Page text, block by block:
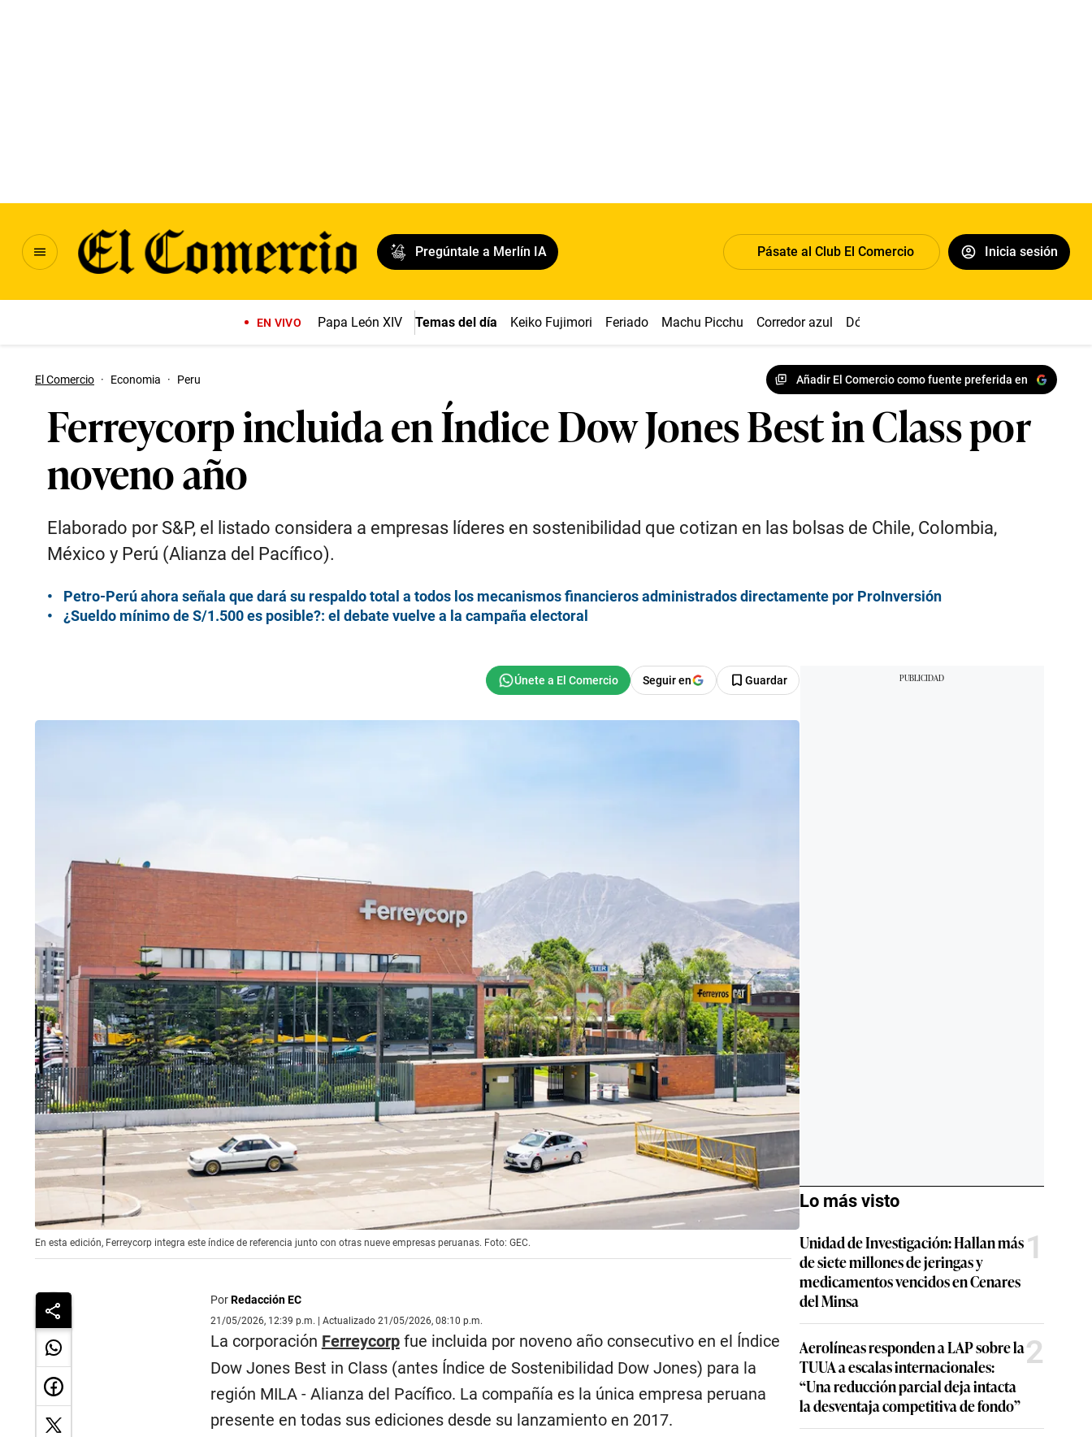
Pregúntale a Merlín IA Pásate al Club El Comercio Inicia sesión
EN VIVO Papa León XIV Temas del día Keiko Fujimori Feriado Machu Picchu Corredor azul Dólar
El Comercio · Economia · Peru Añadir El Comercio como fuente preferida en
Ferreycorp incluida en Índice Dow Jones Best in Class por
noveno año
Elaborado por S&P, el listado considera a empresas líderes en sostenibilidad que cotizan en las bolsas de Chile, Colombia,
México y Perú (Alianza del Pacífico).
Petro-Perú ahora señala que dará su respaldo total a todos los mecanismos financieros administrados directamente por ProInversión
¿Sueldo mínimo de S/1.500 es posible?: el debate vuelve a la campaña electoral
Seguir en Guardar
En esta edición, Ferreycorp integra este índice de referencia junto con otras nueve empresas peruanas. Foto: GEC.
PorRedacción EC
21/05/2026, 12:39 p.m. | Actualizado 21/05/2026, 08:10 p.m.
La corporación Ferreycorp fue incluida por noveno año consecutivo en el Índice
Dow Jones Best in Class (antes Índice de Sostenibilidad Dow Jones) para la
región MILA - Alianza del Pacífico. La compañía es la única empresa peruana
presente en todas sus ediciones desde su lanzamiento en 2017.
Lo más visto
Unidad de Investigación: Hallan más
de siete millones de jeringas y
medicamentos vencidos en Cenares
del Minsa
1
Aerolíneas responden a LAP sobre la
TUUA a escalas internacionales:
“Una reducción parcial deja intacta
la desventaja competitiva de fondo”
2